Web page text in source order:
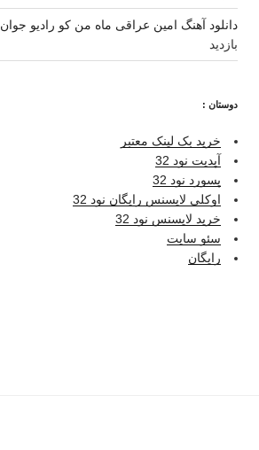
دانلود آهنگ امین عراقی ماه من کو رادیو جوان
بازدید
دوستان :
خرید بک لینک معتبر
آپدیت نود 32
پسورد نود 32
اوکلی لایسنس رایگان نود 32
خرید لایسنس نود 32
سئو سایت
رایگان